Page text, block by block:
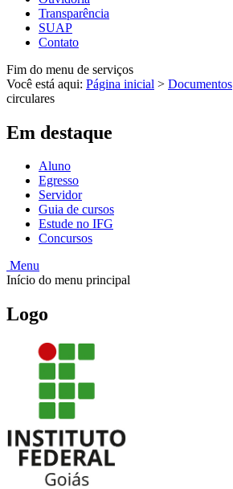
Transparência
SUAP
Contato
Fim do menu de serviços
Você está aqui: Página inicial > Documentos
circulares
Em destaque
Aluno
Egresso
Servidor
Guia de cursos
Estude no IFG
Concursos
Menu
Início do menu principal
Logo